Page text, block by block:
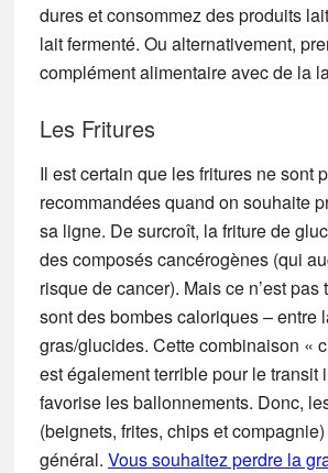
dures et consommez des produits
lait fermenté. Ou alternativement,
complément alimentaire avec de la
Les Fritures
Il est certain que les fritures ne sont
recommandées quand on souhaite
sa ligne. De surcroît, la friture de
des composés cancérogènes (qui
risque de cancer). Mais ce n’est pas
sont des bombes caloriques – entre
gras/glucides. Cette combinaison «
est également terrible pour le transit
favorise les ballonnements. Donc,
(beignets, frites, chips et
général. Vous souhaitez perdre la